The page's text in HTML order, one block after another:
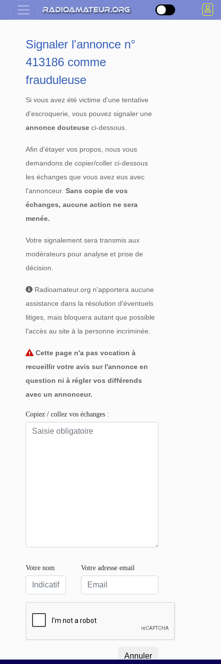
Signaler l'annonce n°
413186 comme
frauduleuse
Si vous avez été victime d'une tentative
d'escroquerie, vous pouvez signaler une
annonce douteuse ci-dessous.
Afin d'étayer vos propos, nous vous
demandons de copier/coller ci-dessous
les échanges que vous avez eus avec
l'annonceur.Sans copie de vos
échanges, aucune action ne sera
menée.
Votre signalement sera transmis aux
modérateurs pour analyse et prise de
décision.
Radioamateur.org n'apportera aucune
assistance dans la résolution d'éventuels
litiges, mais bloquera autant que possible
l'accès au site à la personne incriminée.
Cette page n'a pas vocation à
recueillir votre avis sur l'annonce en
question ni à régler vos différends
avec un annonceur.
Copiez / collez vos échanges :
Votre nom Votre adresse email